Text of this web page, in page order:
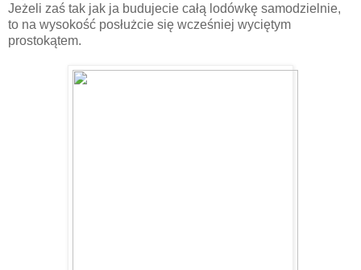
Jeżeli zaś tak jak ja budujecie całą lodówkę samodzielnie,
to na wysokość posłużcie się wcześniej wyciętym
prostokątem.